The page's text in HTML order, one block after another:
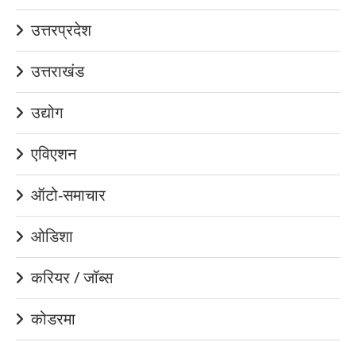
उत्तरप्रदेश
उत्तराखंड
उद्योग
एविएशन
ऑटो-समाचार
ओडिशा
करियर / जॉब्स
कोडरमा